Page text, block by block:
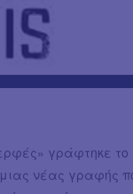
γράφτηκε το
νέας γραφής